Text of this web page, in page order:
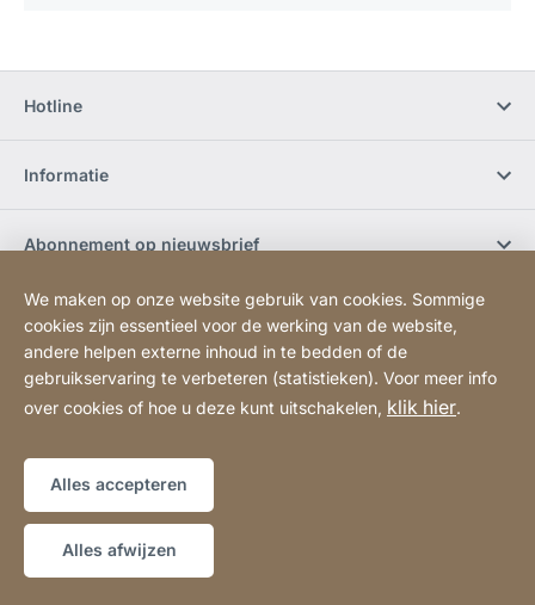
Hotline
Informatie
Abonnement op nieuwsbrief
Werken bij JURA
Sociale media
Website
[Website
information]
Sitemap
We maken op onze website gebruik van cookies. Sommige
cookies zijn essentieel voor de werking van de website,
andere helpen externe inhoud in te bedden of de
gebruikservaring te verbeteren (statistieken). Voor meer info
over cookies of hoe u deze kunt uitschakelen, klik hier.
Alles accepteren
Alles afwijzen